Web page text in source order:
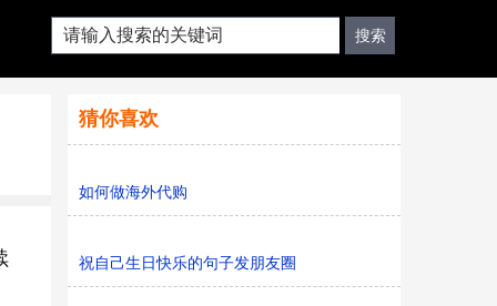
猜你喜欢
如何做海外代购
祝自己生日快乐的句子发朋友圈